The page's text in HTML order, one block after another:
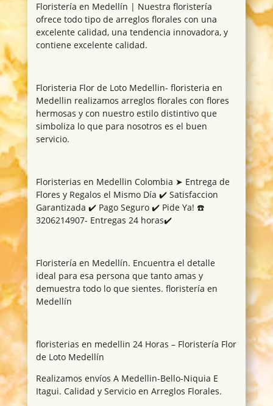
Floristería en Medellín | Nuestra floristería
ofrece todo tipo de arreglos florales con una
excelente calidad, una tendencia innovadora, y
contiene excelente calidad.
Floristeria Flor de Loto Medellin- floristeria en
Medellin realizamos arreglos florales con flores
hermosas y con nuestro estilo distintivo que
simboliza lo que para nosotros es el buen
servicio.
Floristerias en Medellin Colombia ➤ Entrega de
Flores y Regalos el Mismo Día ✔️ Satisfaccion
Garantizada ✔️ Pago Seguro ✔️ Pide Ya! ☎️
3206214907- Entregas 24 horas✔️
Floristería en Medellín. Encuentra el detalle
ideal para esa persona que tanto amas y
demuestra todo lo que sientes. floristería en
Medellín
floristerias en medellin 24 Horas – Floristería Flor
de Loto Medellín
Realizamos envíos A Medellin-Bello-Niquia E
Itagui. Calidad y Servicio en Arreglos Florales.